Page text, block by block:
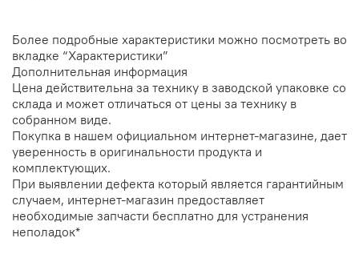
Более подробные характеристики можно посмотреть во
вкладке “Характеристики”
Дополнительная информация
Цена действительна за технику в заводской упаковке со
склада и может отличаться от цены за технику в
собранном виде.
Покупка в нашем официальном интернет-магазине, дает
уверенность в оригинальности продукта и
комплектующих.
При выявлении дефекта который является гарантийным
случаем, интернет-магазин предоставляет
необходимые запчасти бесплатно для устранения
неполадок*